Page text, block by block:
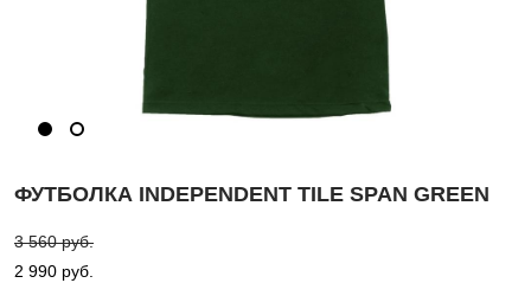
ФУТБОЛКА INDEPENDENT TILE SPAN GREEN
3 560 pуб.
2 990 pуб.